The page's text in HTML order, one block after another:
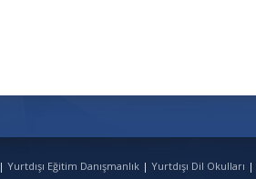
| Yurtdışı Eğitim Danışmanlık | Yurtdışı Dil Okulları |